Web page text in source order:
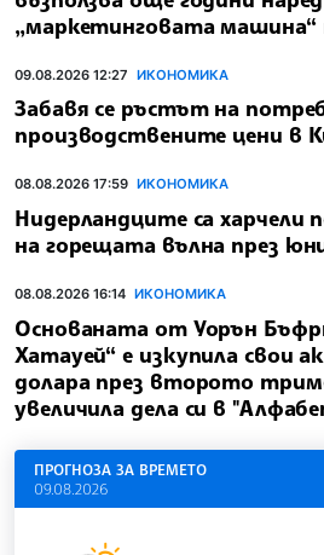
„маркетинговата машина“
09.08.2026 12:27 ИКОНОМИКА
Забавя се ръстът на
производствените цени в
08.08.2026 17:59 ИКОНОМИКА
Нидерландците са харчели
на горещата вълна през
08.08.2026 16:14 ИКОНОМИКА
Основаната от Уорън
Хатауей“ е изкупила свои
долара през второто
увеличила дела си в
ПРОГНОЗА ЗА ВРЕМЕТО
09.08.2026